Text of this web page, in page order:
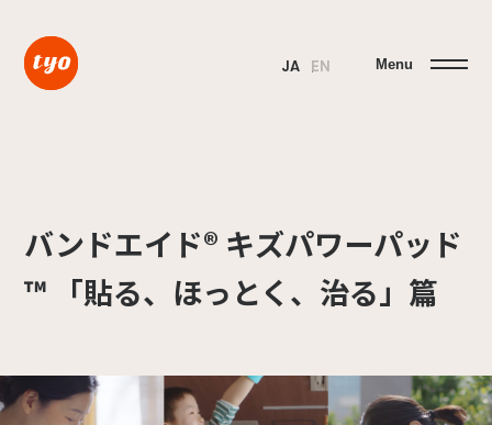
JA EN Menu
バンドエイド® キズパワーパッド
™ 「貼る、ほっとく、治る」篇